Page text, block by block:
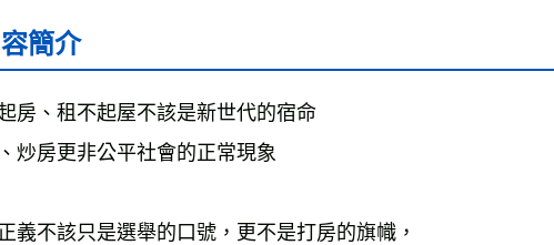
簡介
房、租不起屋不該是新世代的宿命
炒房更非公平社會的正常現象
義不該只是選舉的口號，更不是打房的旗幟，